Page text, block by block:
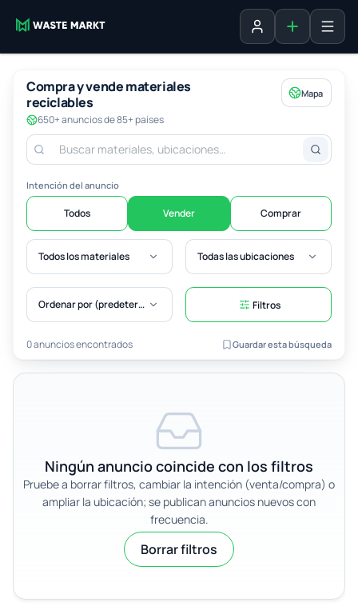
Iniciar sesión
Agregar
Compra y vende materiales
reciclables
650+ anuncios de 85+ países
Mapa
Intención del anuncio
Todos Vender Comprar
Todos los materiales Todas las ubicaciones
Ordenar por (predeterminado) Filtros
0 anuncios encontrados Guardar esta búsqueda
Ningún anuncio coincide con los filtros
Pruebe a borrar filtros, cambiar la intención (venta/compra) o
ampliar la ubicación; se publican anuncios nuevos con
frecuencia.
Borrar filtros